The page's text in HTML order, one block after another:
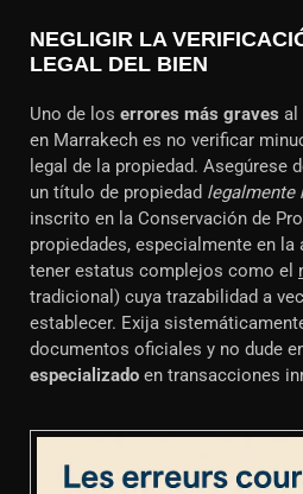
NEGLIGIR LA
LEGAL DEL BIEN
Uno de los errores más graves al
en Marrakech es no verificar
legal de la propiedad. Asegúrese
un título de propiedad legalmente
inscrito en la Conservación de
propiedades, especialmente en la
tener estatus complejos como el
tradicional) cuya trazabilidad a
establecer. Exija
documentos oficiales y no dude
especializado en transacciones